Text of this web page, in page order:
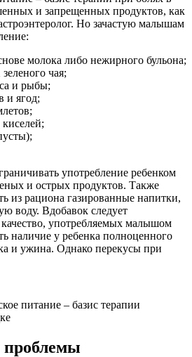
и запрещенных продуктов, как
Но зачастую малышам
молока либо нежирного бульона;
чая;
и рыбы;
и ягод;
употребление ребенком
и острых продуктов. Также
из рациона газированные напитки,
воду. Вдобавок следует
качество, употребляемых малышом
наличие у ребенка полноценного
и ужина. Однако перекусы при
питание – базис терапии